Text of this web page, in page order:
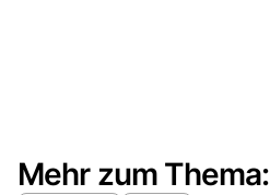
Mehr zum Thema: